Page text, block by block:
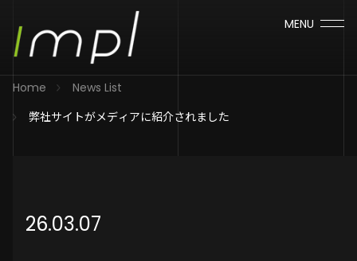
MENU
Home
News List
弊社サイトがメディアに紹介されました
26.03.07